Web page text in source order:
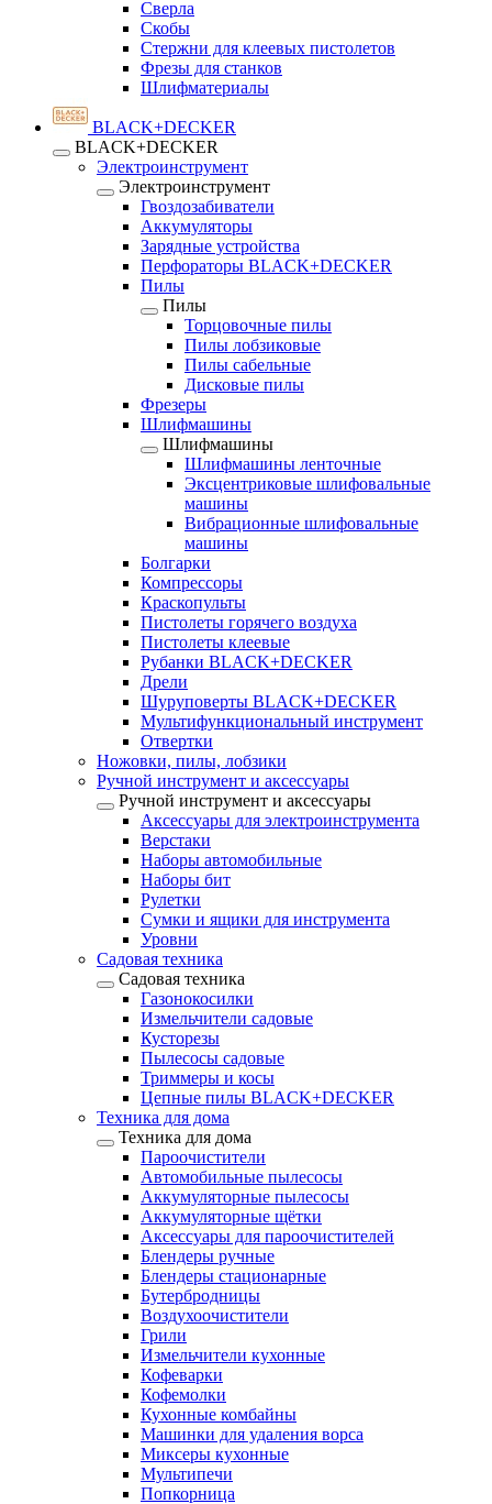
Сверла
Скобы
Стержни для клеевых пистолетов
Фрезы для станков
Шлифматериалы
BLACK+DECKER
BLACK+DECKER
Электроинструмент
Электроинструмент
Гвоздозабиватели
Аккумуляторы
Зарядные устройства
Перфораторы BLACK+DECKER
Пилы
Пилы
Торцовочные пилы
Пилы лобзиковые
Пилы сабельные
Дисковые пилы
Фрезеры
Шлифмашины
Шлифмашины
Шлифмашины ленточные
Эксцентриковые шлифовальные
машины
Вибрационные шлифовальные
машины
Болгарки
Компрессоры
Краскопульты
Пистолеты горячего воздуха
Пистолеты клеевые
Рубанки BLACK+DECKER
Дрели
Шуруповерты BLACK+DECKER
Мультифункциональный инструмент
Отвертки
Ножовки, пилы, лобзики
Ручной инструмент и аксессуары
Ручной инструмент и аксессуары
Аксессуары для электроинструмента
Верстаки
Наборы автомобильные
Наборы бит
Рулетки
Сумки и ящики для инструмента
Уровни
Садовая техника
Садовая техника
Газонокосилки
Измельчители садовые
Кусторезы
Пылесосы садовые
Триммеры и косы
Цепные пилы BLACK+DECKER
Техника для дома
Техника для дома
Пароочистители
Автомобильные пылесосы
Аккумуляторные пылесосы
Аккумуляторные щётки
Аксессуары для пароочистителей
Блендеры ручные
Блендеры стационарные
Бутербродницы
Воздухоочистители
Грили
Измельчители кухонные
Кофеварки
Кофемолки
Кухонные комбайны
Машинки для удаления ворса
Миксеры кухонные
Мультипечи
Попкорница